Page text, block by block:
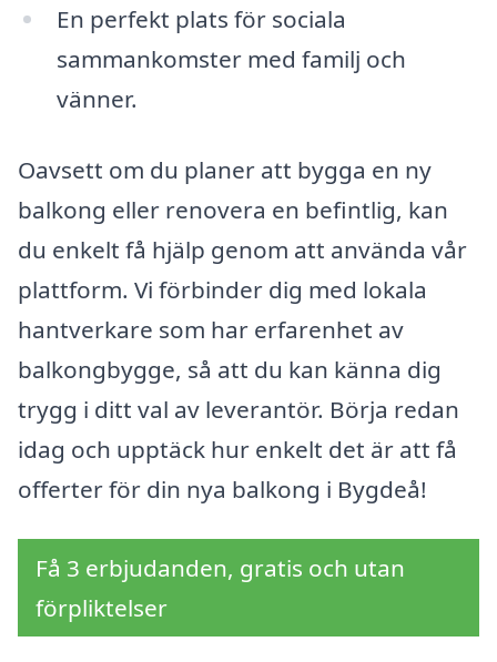
En perfekt plats för sociala
sammankomster med familj och
vänner.
Oavsett om du planer att bygga en ny
balkong eller renovera en befintlig, kan
du enkelt få hjälp genom att använda vår
plattform. Vi förbinder dig med lokala
hantverkare som har erfarenhet av
balkongbygge, så att du kan känna dig
trygg i ditt val av leverantör. Börja redan
idag och upptäck hur enkelt det är att få
offerter för din nya balkong i Bygdeå!
Få 3 erbjudanden, gratis och utan
förpliktelser